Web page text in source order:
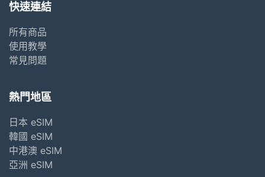
快速連結
所有商品
使用教學
常見問題
熱門地區
日本 eSIM
韓國 eSIM
中港澳 eSIM
亞洲 eSIM